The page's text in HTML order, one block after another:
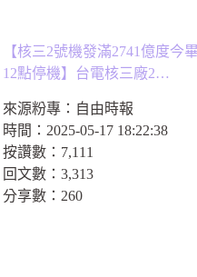
【核三2號機發滿2741億度今
12點停機】台電核三廠2…
來源粉專： 自由時報
時間： 2025-05-17 18:22:38
按讚數： 7,111
回文數： 3,313
分享數： 260